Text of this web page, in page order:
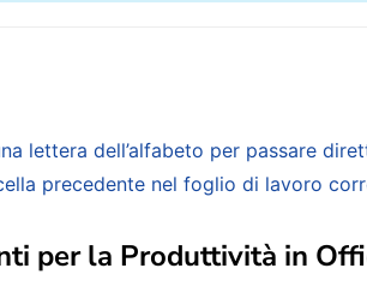
lettera dell’alfabeto per passare
precedente nel foglio di lavoro
per la Produttività in